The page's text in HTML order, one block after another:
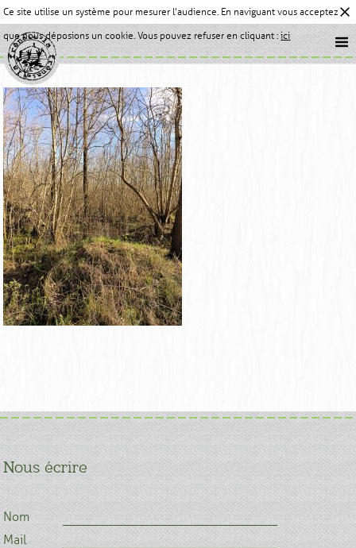
Ce site utilise un système pour mesurer l'audience. En naviguant vous acceptez
que nous déposions un cookie. Vous pouvez refuser en cliquant :ici
Nous écrire
Nom
Mail